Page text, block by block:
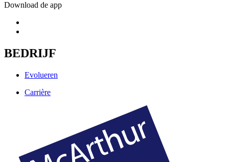
Download de app
BEDRIJF
Evolueren
Carrière